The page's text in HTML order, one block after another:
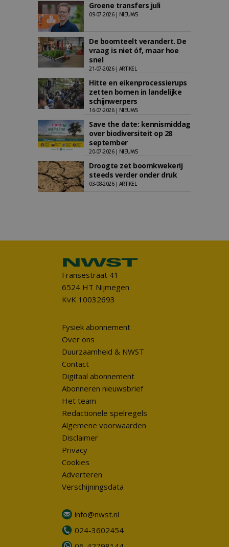
Groene transfers juli
09-07-2026 | NIEUWS
De boomteelt verandert. De
vraag is niet óf, maar hoe
snel
21-07-2026 | ARTIKEL
Hitte en eikenprocessierups
zetten bomen in landelijke
schijnwerpers
16-07-2026 | NIEUWS
Save the date: kennismiddag
over biodiversiteit op 28
september
20-07-2026 | NIEUWS
Droogte zet boomkwekerij
steeds verder onder druk
03-08-2026 | ARTIKEL
Fransestraat 41
6524 HT Nijmegen
KvK 10032693
Fysiek abonnement
Over ons
Duurzaamheid & NWST
Contact
Digitaal abonnement
Abonneren nieuwsbrief
Het team
Redactionele spelregels
Algemene voorwaarden
Disclaimer
Privacy
Cookies
Adverteren
Verschijningsdata
info@nwst.nl
024-3602454